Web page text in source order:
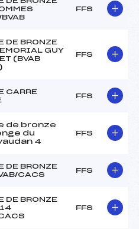
FFS
DE BRONZE
GUY
(BVAB
FFS
CARRE
FFS
de bronze
du
4
FFS
DE BRONZE
CACS
FFS
DE BRONZE
FFS